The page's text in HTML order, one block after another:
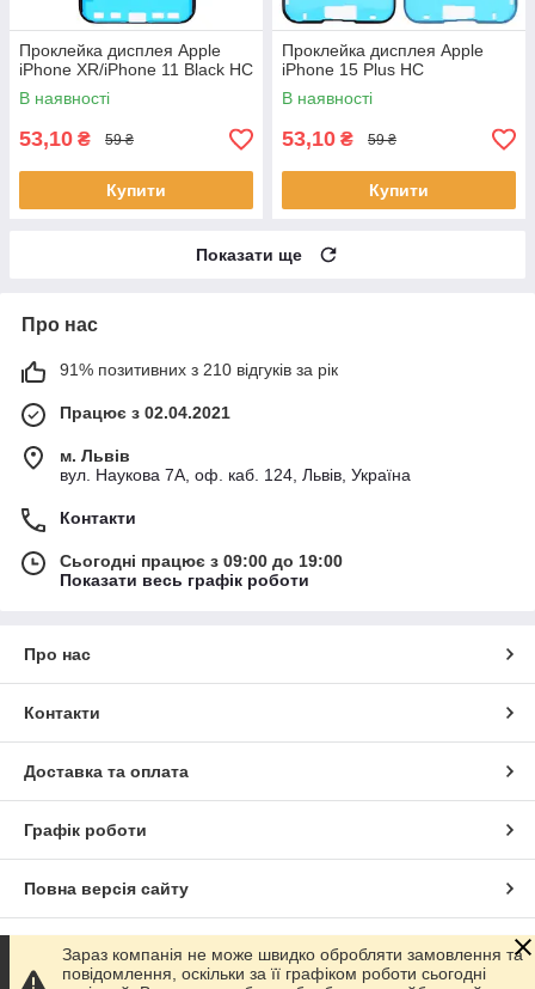
Проклейка дисплея Apple
iPhone XR/iPhone 11 Black HC
В наявності
53,10 ₴ 59 ₴
Купити
Проклейка дисплея Apple
iPhone 15 Plus HC
В наявності
53,10 ₴ 59 ₴
Купити
Показати ще
Про нас
91% позитивних з 210 відгуків за рік
Працює з 02.04.2021
м. Львів
вул. Наукова 7А, оф. каб. 124, Львів, Україна
Контакти
Сьогодні працює з 09:00 до 19:00
Показати весь графік роботи
Про нас
Контакти
Доставка та оплата
Графік роботи
Повна версія сайту
Сайт створено на маркетплейсіProm.ua
Зараз компанія не може швидко обробляти замовлення та
повідомлення, оскільки за її графіком роботи сьогодні